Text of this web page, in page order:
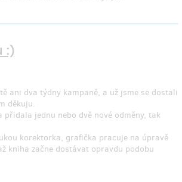
:)
ani dva týdny kampaně, a už jsme se dostali
děkuju.
jednu nebo dvě nové odměny, tak
korektorka, grafička pracuje na úpravě
kniha začne dostávat opravdu podobu